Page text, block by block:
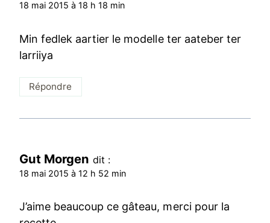
18 mai 2015 à 18 h 18 min
Min fedlek aartier le modelle ter aateber ter
larriiya
Répondre
Gut Morgen dit :
18 mai 2015 à 12 h 52 min
J’aime beaucoup ce gâteau, merci pour la